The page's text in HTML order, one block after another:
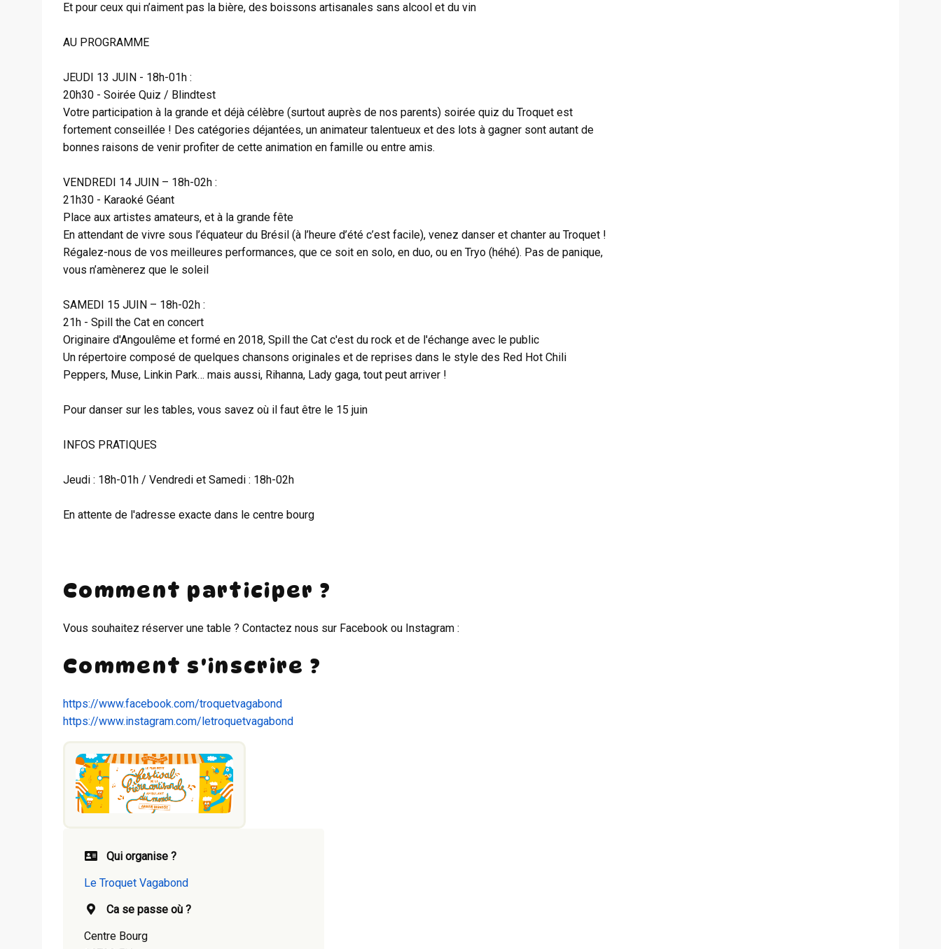
Et pour ceux qui n’aiment pas la bière, des boissons artisanales sans alcool et du vin
AU PROGRAMME
JEUDI 13 JUIN - 18h-01h :
20h30 - Soirée Quiz / Blindtest
Votre participation à la grande et déjà célèbre (surtout auprès de nos parents) soirée quiz du Troquet est
fortement conseillée ! Des catégories déjantées, un animateur talentueux et des lots à gagner sont autant de
bonnes raisons de venir profiter de cette animation en famille ou entre amis.
VENDREDI 14 JUIN – 18h-02h :
21h30 - Karaoké Géant
Place aux artistes amateurs, et à la grande fête
En attendant de vivre sous l’équateur du Brésil (à l’heure d’été c’est facile), venez danser et chanter au Troquet !
Régalez-nous de vos meilleures performances, que ce soit en solo, en duo, ou en Tryo (héhé). Pas de panique,
vous n’amènerez que le soleil
SAMEDI 15 JUIN – 18h-02h :
21h - Spill the Cat en concert
Originaire d'Angoulême et formé en 2018, Spill the Cat c'est du rock et de l'échange avec le public
Un répertoire composé de quelques chansons originales et de reprises dans le style des Red Hot Chili
Peppers, Muse, Linkin Park… mais aussi, Rihanna, Lady gaga, tout peut arriver !
Pour danser sur les tables, vous savez où il faut être le 15 juin
INFOS PRATIQUES
Jeudi : 18h-01h / Vendredi et Samedi : 18h-02h
En attente de l'adresse exacte dans le centre bourg
Comment participer ?
Vous souhaitez réserver une table ? Contactez nous sur Facebook ou Instagram :
Comment s'inscrire ?
https://www.facebook.com/troquetvagabond
https://www.instagram.com/letroquetvagabond
Qui organise ?
Le Troquet Vagabond
Ca se passe où ?
Centre Bourg